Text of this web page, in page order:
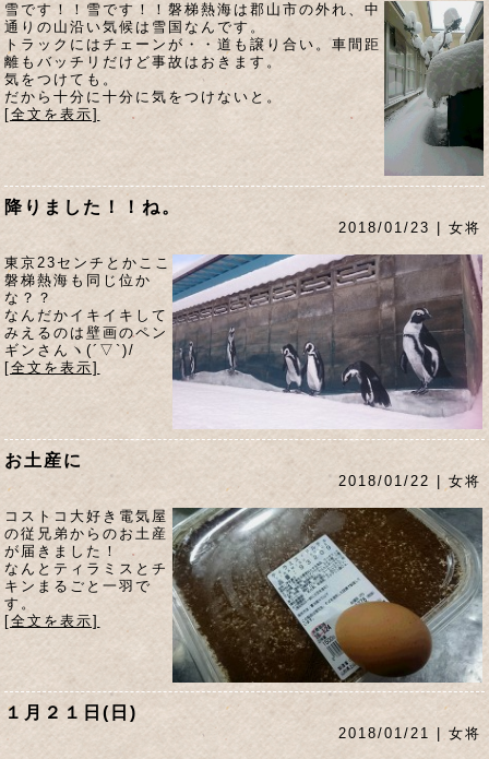
雪です！！雪です！！磐梯熱海は郡山市の外れ、中
通りの山沿い気候は雪国なんです。
トラックにはチェーンが・・道も譲り合い。車間距
離もバッチリだけど事故はおきます。
気をつけても。
だから十分に十分に気をつけないと。
[全文を表示]
降りました！！ね。
2018/01/23 | 女将
東京23センチとかここ
磐梯熱海も同じ位か
な？？
なんだかイキイキして
みえるのは壁画のペン
ギンさんヽ(´▽`)/
[全文を表示]
お土産に
2018/01/22 | 女将
コストコ大好き電気屋
の従兄弟からのお土産
が届きました！
なんとティラミスとチ
キンまるごと一羽で
す。
[全文を表示]
１月２１日(日)
2018/01/21 | 女将